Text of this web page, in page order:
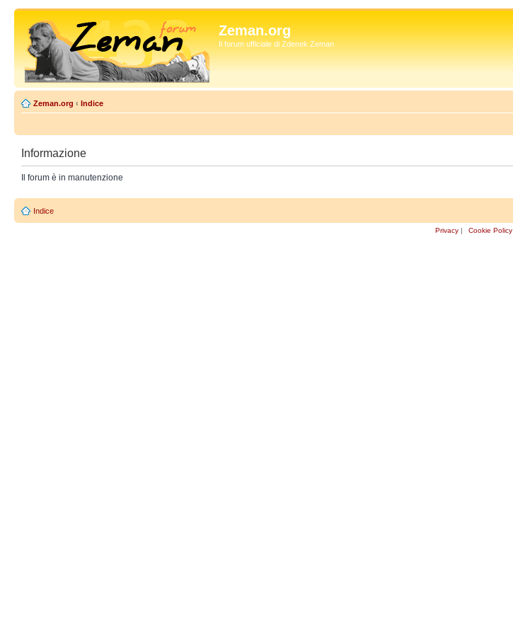
Zeman.org
Il forum ufficiale di Zdenek Zeman
Zeman.org ‹ Indice
Informazione
Il forum è in manutenzione
Indice
Privacy | Cookie Policy